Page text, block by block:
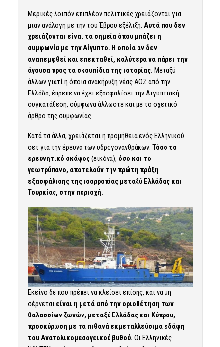
Μερικές λοιπόν επιπλέον πολιτικές χρειάζονται για
μιαν ανάλογη με την του Έβρου εξέλιξη. Αυτά που δεν
χρειάζονται είναι τα σημεία όπου μπάζει η
συμφωνία με την Αίγυπτο. Η οποία αν δεν
αναπεμφθεί και επεκταθεί, καλύτερα να πάρει την
άγουσα προς τα σκουπίδια της ιστορίας. Μεταξύ
άλλων γιατί η όποια ανακήρυξη νέας ΑΟΖ από την
Ελλάδα, έπρεπε να έχει εξασφαλίσει την Αιγυπτιακή
συγκατάθεση, σύμφωνα άλλωστε και με το σχετικό
άρθρο της συμφωνίας.
Κατά τα άλλα, χρειάζεται η προμήθεια ενός Ελληνικού
σετ για την έρευνα των υδρογονανθράκων. Τόσο το
ερευνητικό σκάφος(εικόνα), όσο και το
γεωτρύπανο, αποτελούν την πρώτη πράξη
εξασφάλισης της ισορροπίας μεταξύ Ελλάδας και
Τουρκίας, στην περιοχή.
Εκείνο δε που πρέπει να κλείσει επίσης, και να μη
σέρνεται είναι η μετά από την οριοθέτηση των
θαλασσίων ζωνών, μεταξύ Ελλάδας και Κύπρου,
προσκύρωση με τα πιθανά εκμεταλλεύσιμα εδάφη
του Ανατολικομεσογεικού βυθού. Οι Ελληνικές